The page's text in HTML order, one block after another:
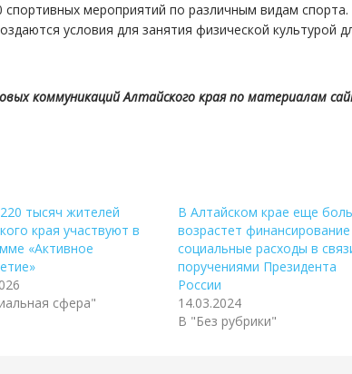
мероприятий по различным видам спорта.
условия для занятия физической культурой
коммуникаций Алтайского края по материалам
тысяч жителей
края участвуют в
«Активное
сфера"
В Алтайском крае еще
возрастет
социальные расходы в
поручениями Президента
России
14.03.2024
В "Без рубрики"